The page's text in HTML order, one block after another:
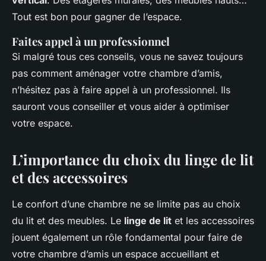
Tout est bon pour gagner de l’espace.
Faites appel à un professionnel
Si malgré tous ces conseils, vous ne savez toujours
pas comment aménager votre chambre d’amis,
n’hésitez pas à faire appel à un professionnel. Ils
sauront vous conseiller et vous aider à optimiser
votre espace.
L’importance du choix du linge de lit
et des accessoires
Le confort d’une chambre ne se limite pas au choix
du lit et des meubles. Le linge de lit et les accessoires
jouent également un rôle fondamental pour faire de
votre chambre d’amis un espace accueillant et